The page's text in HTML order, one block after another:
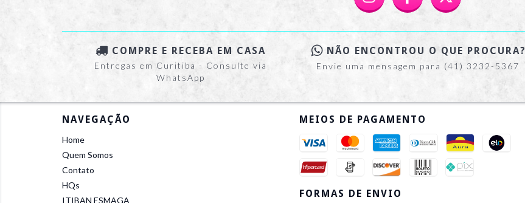
COMPRE E RECEBA EM CASA
Entregas em Curitiba - Consulte via
WhatsApp
NÃO ENCONTROU O QUE PROCURA?
Envie uma mensagem para (41) 3232-5367
NAVEGAÇÃO
Home
Quem Somos
Contato
HQs
ITIBAN ESMAGA
MEIOS DE PAGAMENTO
FORMAS DE ENVIO